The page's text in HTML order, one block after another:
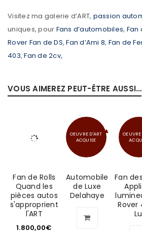
Visitez ma galerie d’ART, passion
uniques, pour Fans d’automobiles, Fan
Rover Fan de DS,Fan d’Ami 8, Fan de
403,Fan de 2cv,
VOUS AIMEREZ PEUT-ÊTRE AUSSI…
Fan de Rolls
Quand les
pièces autos
s'approprient
l'ART
1.800,00€
OEUVRE D'ART
ACQUISE
Automobile
de Luxe
Delahaye
Fan
Rover